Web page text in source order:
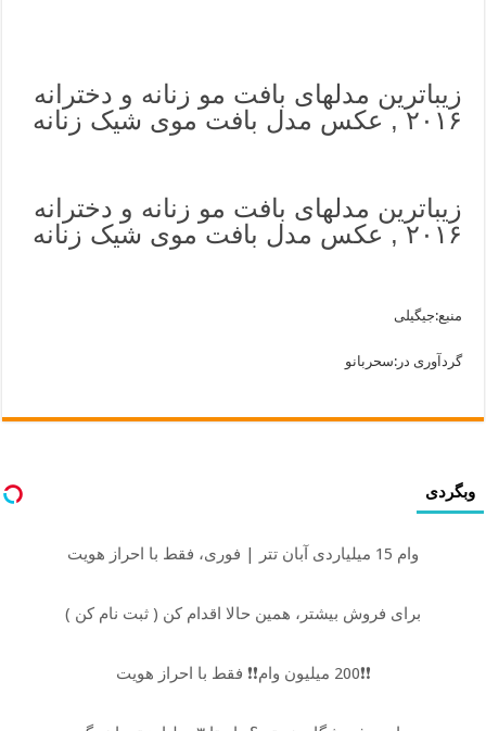
زیباترین مدلهای بافت مو زنانه و دخترانه
۲۰۱۶ , عکس مدل بافت موی شیک زنانه
زیباترین مدلهای بافت مو زنانه و دخترانه
۲۰۱۶ , عکس مدل بافت موی شیک زنانه
منبع:جیگیلی
گردآوری در:سحربانو
وبگردی
وام 15 میلیاردی آبان تتر | فوری، فقط با احراز هویت
برای فروش بیشتر، همین حالا اقدام کن ( ثبت نام کن )
❗❗200 میلیون وام❗❗ فقط با احراز هویت